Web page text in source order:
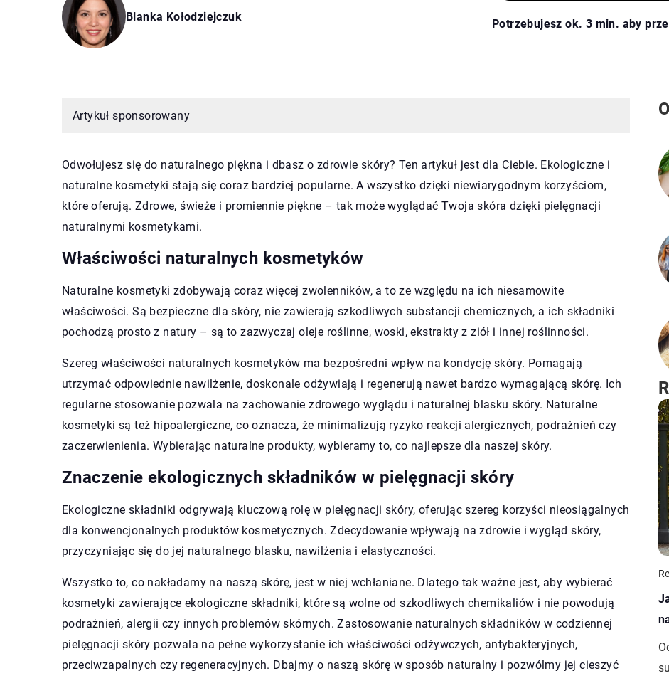
Blanka Kołodziejczuk
Potrzebujesz ok. 3 min. aby
Artykuł sponsorowany
Odwołujesz się do naturalnego piękna i dbasz o zdrowie skóry? Ten artykuł jest dla Ciebie. Ekologiczne i
naturalne kosmetyki stają się coraz bardziej popularne. A wszystko dzięki niewiarygodnym korzyściom,
które oferują. Zdrowe, świeże i promiennie piękne – tak może wyglądać Twoja skóra dzięki pielęgnacji
naturalnymi kosmetykami.
Właściwości naturalnych kosmetyków
Naturalne kosmetyki zdobywają coraz więcej zwolenników, a to ze względu na ich niesamowite
właściwości. Są bezpieczne dla skóry, nie zawierają szkodliwych substancji chemicznych, a ich składniki
pochodzą prosto z natury – są to zazwyczaj oleje roślinne, woski, ekstrakty z ziół i innej roślinności.
Szereg właściwości naturalnych kosmetyków ma bezpośredni wpływ na kondycję skóry. Pomagają
utrzymać odpowiednie nawilżenie, doskonale odżywiają i regenerują nawet bardzo wymagającą skórę. Ich
regularne stosowanie pozwala na zachowanie zdrowego wyglądu i naturalnej blasku skóry. Naturalne
kosmetyki są też hipoalergiczne, co oznacza, że minimalizują ryzyko reakcji alergicznych, podrażnień czy
zaczerwienienia. Wybierając naturalne produkty, wybieramy to, co najlepsze dla naszej skóry.
Znaczenie ekologicznych składników w pielęgnacji skóry
Ekologiczne składniki odgrywają kluczową rolę w pielęgnacji skóry, oferując szereg korzyści nieosiągalnych
dla konwencjonalnych produktów kosmetycznych. Zdecydowanie wpływają na zdrowie i wygląd skóry,
przyczyniając się do jej naturalnego blasku, nawilżenia i elastyczności.
Wszystko to, co nakładamy na naszą skórę, jest w niej wchłaniane. Dlatego tak ważne jest, aby wybierać
kosmetyki zawierające ekologiczne składniki, które są wolne od szkodliwych chemikaliów i nie powodują
podrażnień, alergii czy innych problemów skórnych. Zastosowanie naturalnych składników w codziennej
pielęgnacji skóry pozwala na pełne wykorzystanie ich właściwości odżywczych, antybakteryjnych,
przeciwzapalnych czy regeneracyjnych. Dbajmy o naszą skórę w sposób naturalny i pozwólmy jej cieszyć